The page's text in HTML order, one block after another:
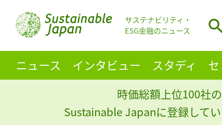
サステナビリティ・
ESG金融のニュース
ニュース インタビュー スタディ
時価総額上位100社
Sustainable Japanに登録して